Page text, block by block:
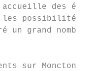
accueille des
les possibilités
grand nombre
sur Moncton,